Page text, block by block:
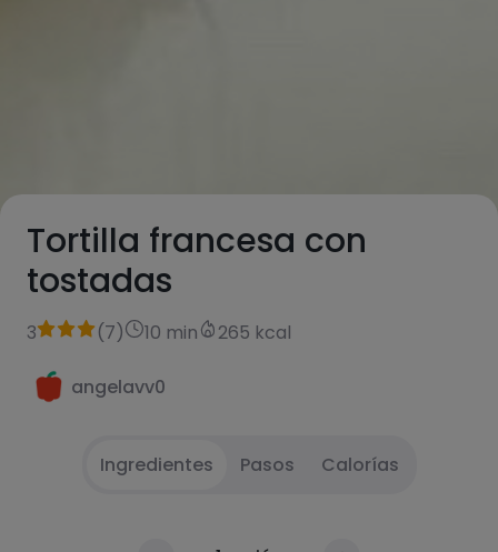
Tortilla francesa con
tostadas
3 (7) 10 min 265 kcal
angelavv0
Ingredientes Pasos Calorías